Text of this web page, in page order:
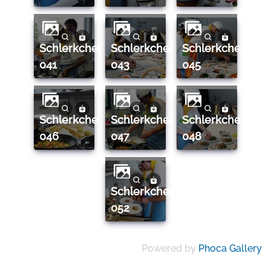
schlerkcheregionalfinale0910kl.9ro
041
schlerkcheregionalfinale0910kl.9ro
043
schlerkcheregionalfinale0910kl.9ro
045
schlerkcheregionalfinale0910kl.9ro
046
schlerkcheregionalfinale0910kl.9ro
047
schlerkcheregionalfinale0910kl.9ro
048
schlerkcheregionalfinale0910kl.9ro
052
Powered by Phoca Gallery